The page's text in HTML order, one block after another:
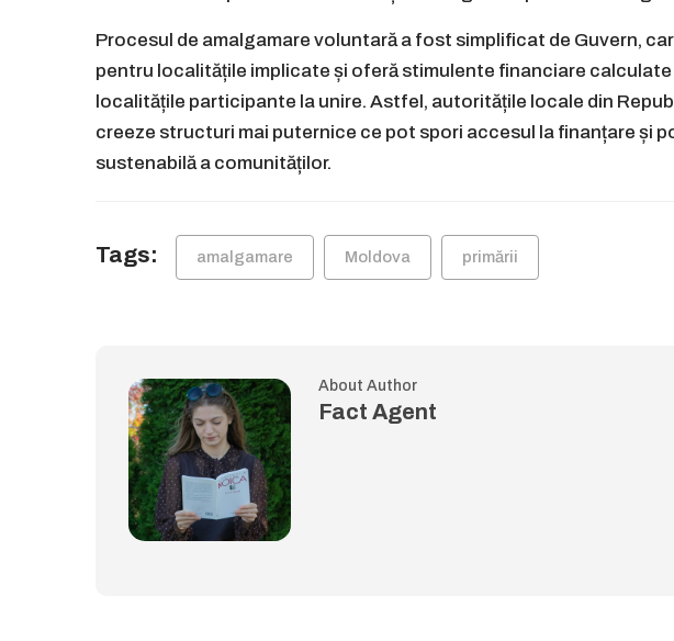
Procesul de amalgamare voluntară a fost simplificat de Guvern,
pentru localitățile implicate și oferă stimulente financiare calculate
localitățile participante la unire. Astfel, autoritățile locale din
creeze structuri mai puternice ce pot spori accesul la finanțare și
sustenabilă a comunităților.
Tags: amalgamare Moldova primării
About Author
Fact Agent